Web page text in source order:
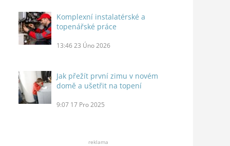
Komplexní instalatérské a
topenářské práce
13:46 23 Úno 2026
Jak přežít první zimu v novém
domě a ušetřit na topení
9:07 17 Pro 2025
reklama